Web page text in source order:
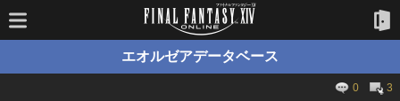
エオルゼアデータベース
0 3